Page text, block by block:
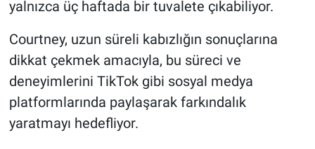
yalnızca üç haftada bir tuvalete çıkabiliyor.
Courtney, uzun süreli kabızlığın sonuçlarına
dikkat çekmek amacıyla, bu süreci ve
deneyimlerini TikTok gibi sosyal medya
platformlarında paylaşarak farkındalık
yaratmayı hedefliyor.